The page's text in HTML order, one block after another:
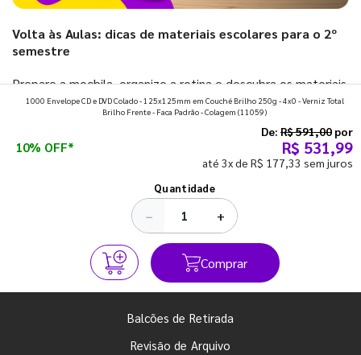
Volta às Aulas: dicas de materiais escolares para o 2º
semestre
Prepare a mochila, organize a rotina e descubra os materiais
que fazem toda diferença para começar o segundo
1000 Envelope CD e DVD Colado - 125x125mm em Couché Brilho 250g - 4x0 - Verniz Total
Brilho Frente - Faca Padrão - Colagem (11059)
10% OFF*
De: R$ 591,00 por
R$ 531,99
até 3x de R$ 177,33 sem juros
Quantidade
− +
Comprar
Balcões de Retirada
Revisão de Arquivo